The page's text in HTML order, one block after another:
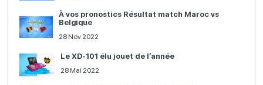
À vos pronostics Résultat match Maroc vs
Belgique
28 Nov 2022
Le XD-101 élu jouet de l’année
28 Mai 2022